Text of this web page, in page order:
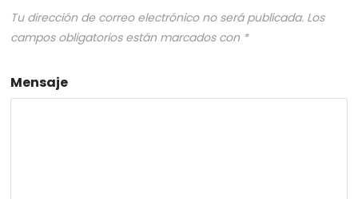
Tu dirección de correo electrónico no será publicada. Los
campos obligatorios están marcados con *
Mensaje